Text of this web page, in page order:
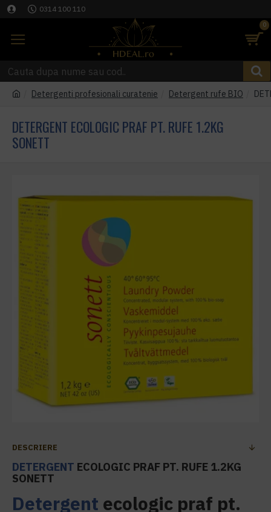
0314 100 110
0
Detergenti profesionali curatenie Detergent rufe BIO
DETERGENT ECOLOGIC PRAF PT. RUFE 1.2KG
SONETT
DESCRIERE
DETERGENT ECOLOGIC PRAF PT. RUFE 1.2KG
SONETT
Detergent ecologic praf pt.